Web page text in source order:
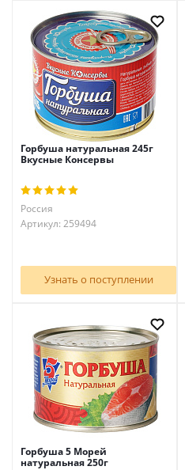
Горбуша натуральная 245г
Вкусные Консервы
Россия
Артикул: 259494
Узнать о поступлении
Горбуша 5 Морей
натуральная 250г